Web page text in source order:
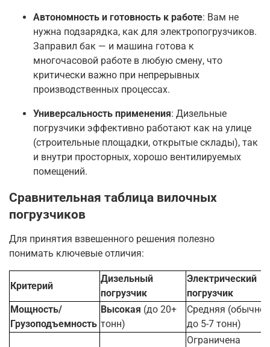
Автономность и готовность к работе: Вам не
нужна подзарядка, как для электропогрузчиков.
Заправил бак — и машина готова к
многочасовой работе в любую смену, что
критически важно при непрерывных
производственных процессах.
Универсальность применения: Дизельные
погрузчики эффективно работают как на улице
(строительные площадки, открытые склады), так
и внутри просторных, хорошо вентилируемых
помещений.
Сравнительная таблица вилочных
погрузчиков
Для принятия взвешенного решения полезно
понимать ключевые отличия:
Критерий
Дизельный
погрузчик
Электрический
погрузчик
Мощность/
Грузоподъемность
Высокая (до 20+
тонн)
Средняя (обычно
до 5-7 тонн)
Ограничена